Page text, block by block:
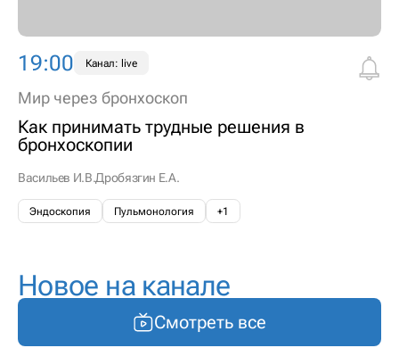
19:00 Канал: live
Мир через бронхоскоп
Как принимать трудные решения в
бронхоскопии
Васильев И.В.Дробязгин Е.А.
Эндоскопия Пульмонология +1
Новое на канале
Смотреть все